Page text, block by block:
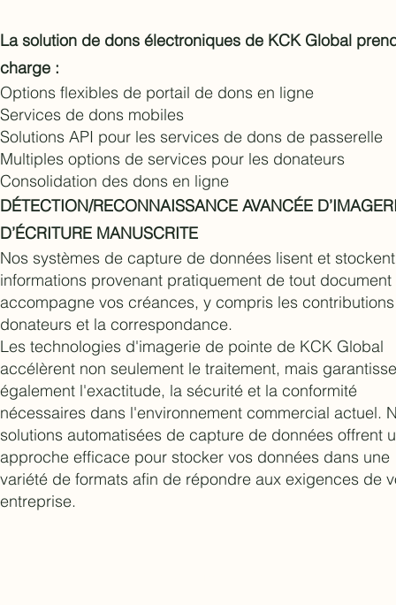
La solution de dons électroniques de KCK Global
charge :
Options flexibles de portail de dons en ligne
Services de dons mobiles
Solutions API pour les services de dons de passerelle
Multiples options de services pour les donateurs
Consolidation des dons en ligne
DÉTECTION/RECONNAISSANCE AVANCÉE
D’ÉCRITURE MANUSCRITE
Nos systèmes de capture de données lisent et
informations provenant pratiquement de tout document
accompagne vos créances, y compris les
donateurs et la correspondance.
Les technologies d'imagerie de pointe de KCK Global
accélèrent non seulement le traitement, mais
également l'exactitude, la sécurité et la conformité
nécessaires dans l'environnement commercial actuel.
solutions automatisées de capture de données offrent
approche efficace pour stocker vos données dans une
variété de formats afin de répondre aux exigences de
entreprise.